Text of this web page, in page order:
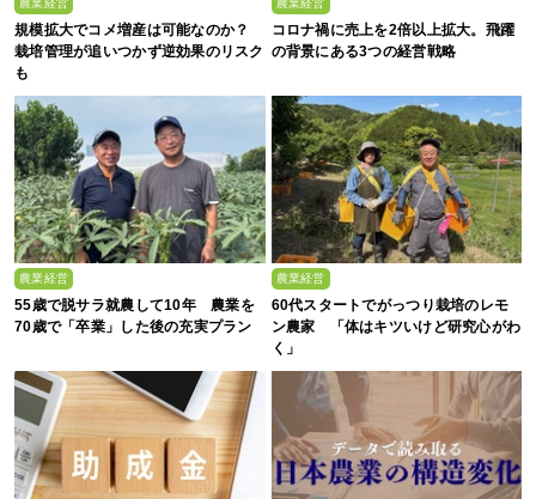
農業経営
規模拡大でコメ増産は可能なのか？
栽培管理が追いつかず逆効果のリスク
も
農業経営
コロナ禍に売上を2倍以上拡大。飛躍
の背景にある3つの経営戦略
農業経営
55歳で脱サラ就農して10年 農業を
70歳で「卒業」した後の充実プラン
農業経営
60代スタートでがっつり栽培のレモ
ン農家 「体はキツいけど研究心がわ
く」